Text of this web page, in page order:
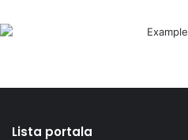
Lista portala